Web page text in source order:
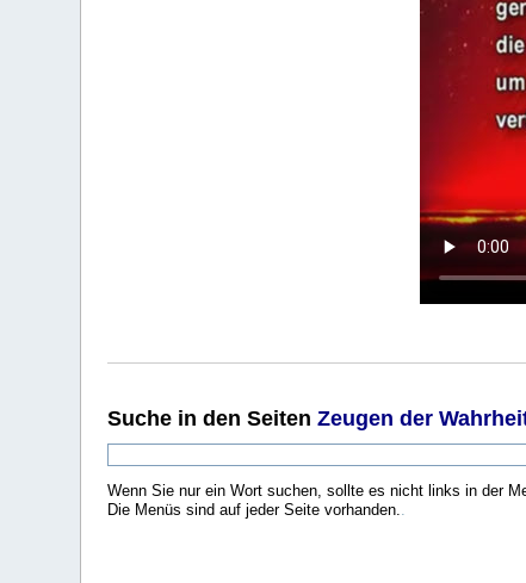
Suche in den SeitenZeugen der
Wenn Sie nur ein Wort suchen, sollte es nicht links in der
Die Menüs sind auf jeder Seite vorhanden.